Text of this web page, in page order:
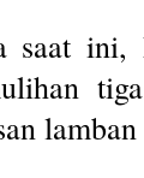
saat